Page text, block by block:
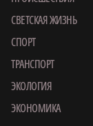
СВЕТСКАЯ ЖИЗНЬ
СПОРТ
ТРАНСПОРТ
ЭКОЛОГИЯ
ЭКОНОМИКА